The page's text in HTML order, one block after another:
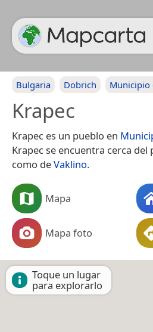
Bulgaria Dobrich Municipio
Krapec
Krapec es un pueblo en
Krapec se encuentra cerca del
como deVaklino.
Mapa
Mapa foto
Toque un lugar
para explorarlo